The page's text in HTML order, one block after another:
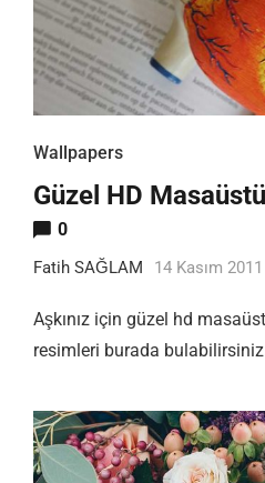
Wallpapers
Güzel HD
0
Fatih SAĞLAM 14 Kasım
Aşkınız için güzel hd
resimleri burada